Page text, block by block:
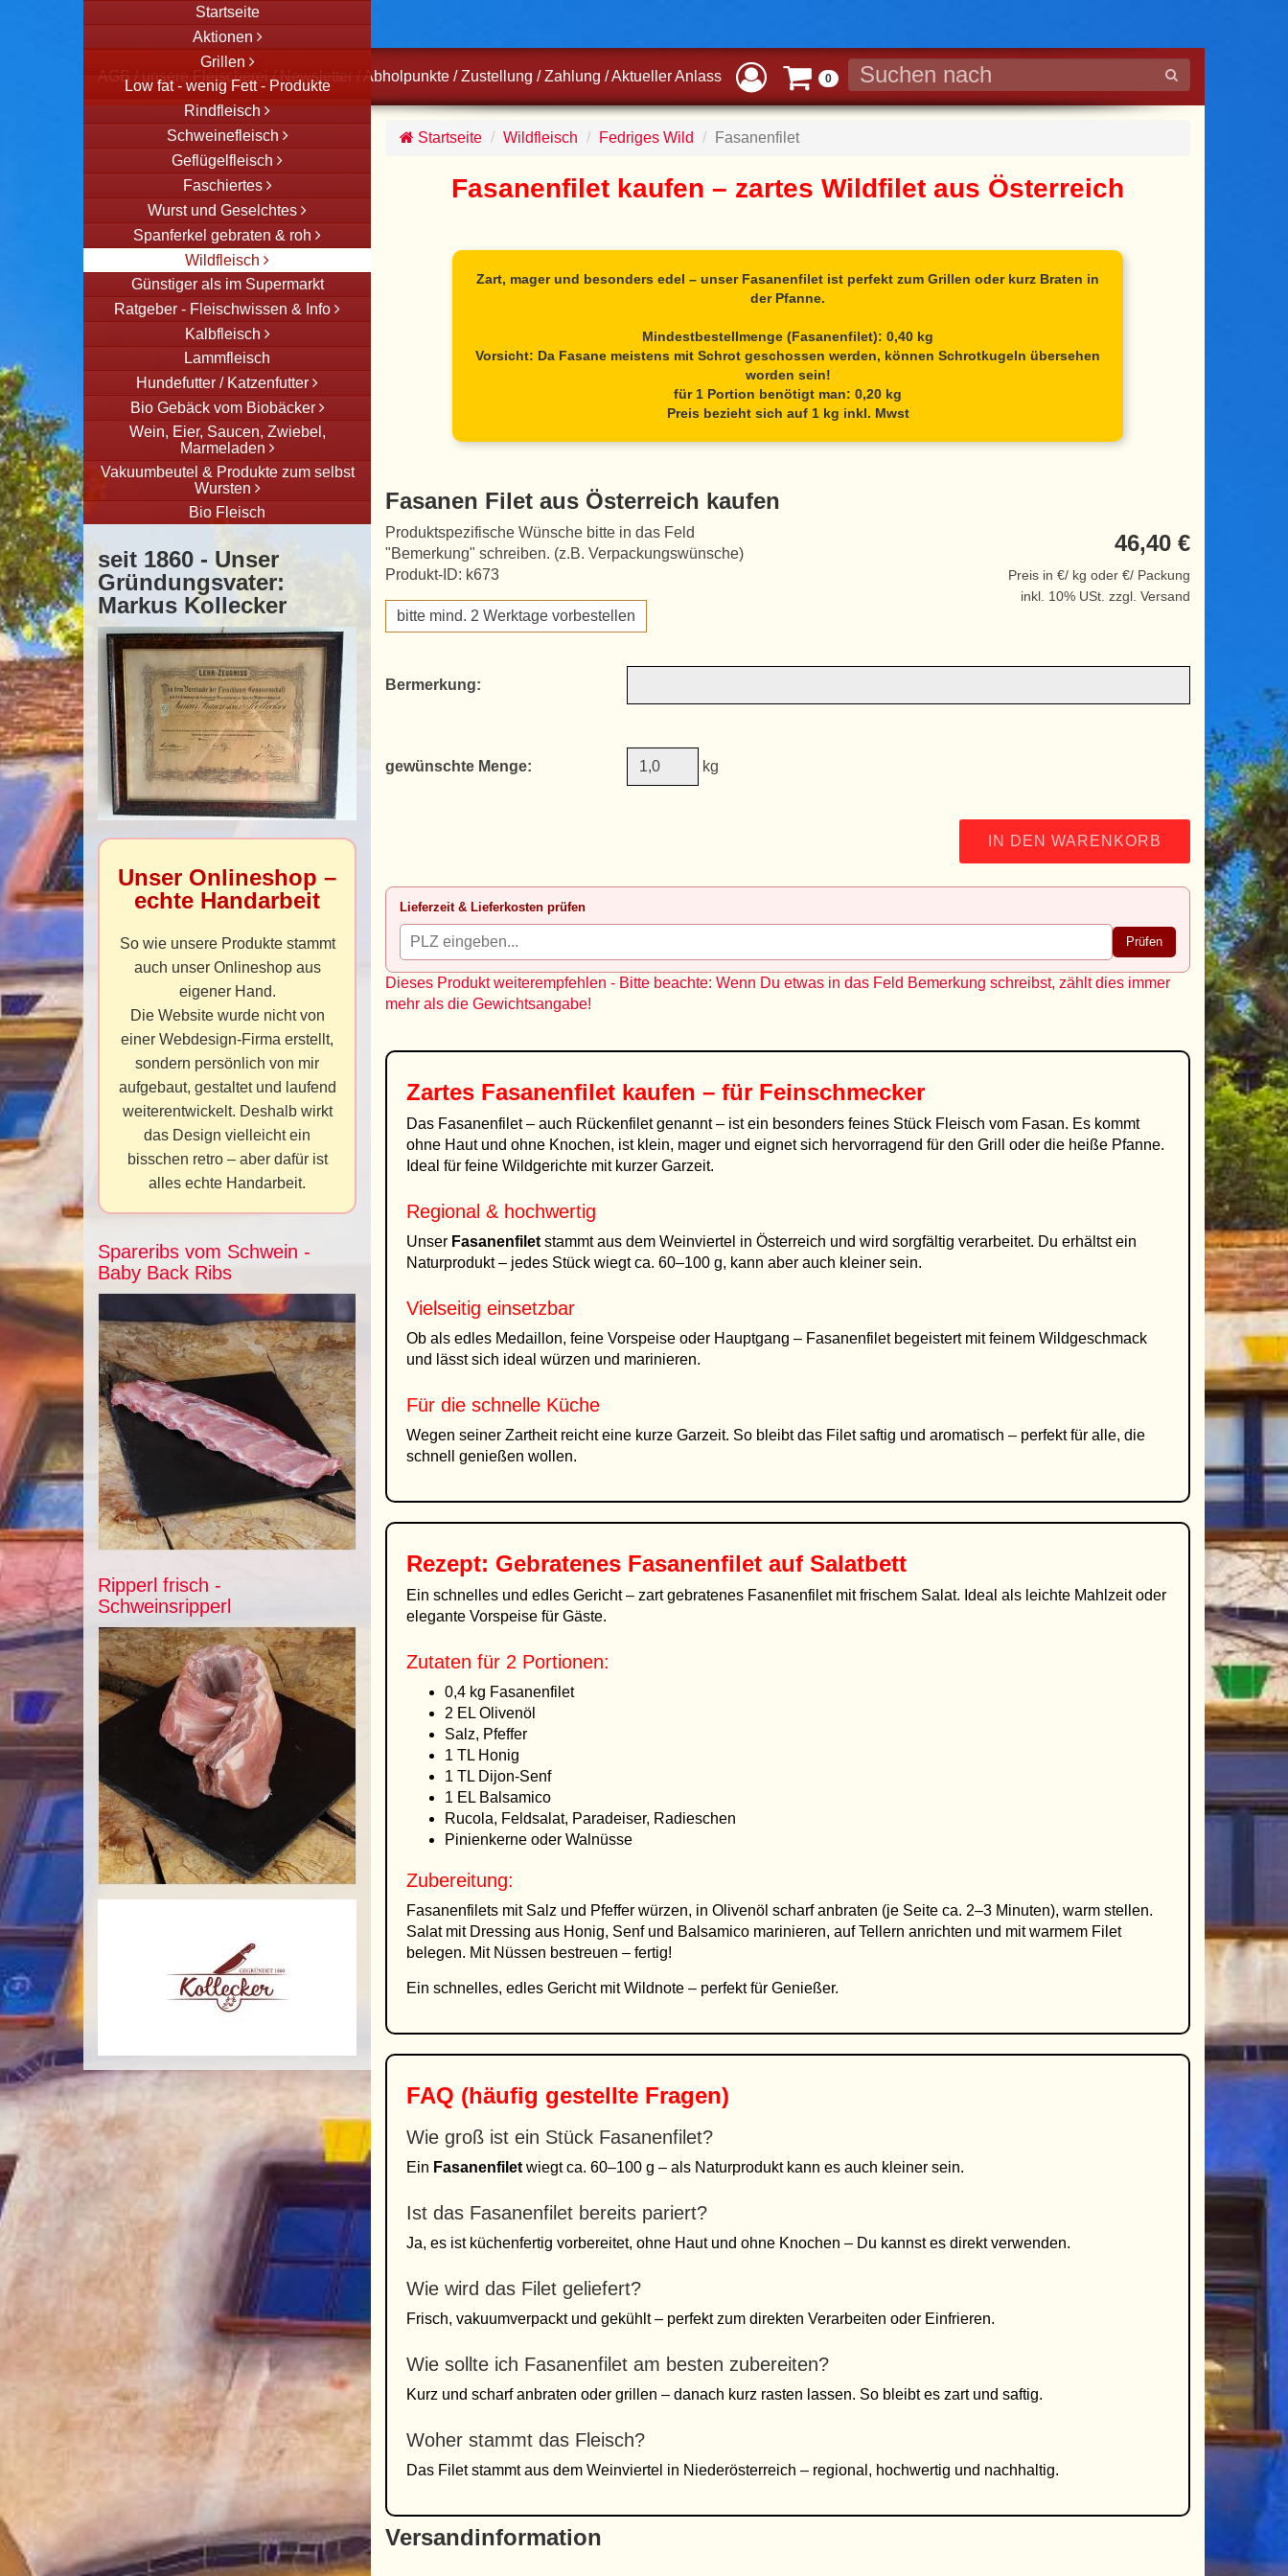
AGB / unsere Fleischerei / Newsletter /Abholpunkte / Zustellung / Zahlung /Aktueller Anlass 0
Startseite
Aktionen
Grillen
Low fat - wenig Fett - Produkte
Rindfleisch
Schweinefleisch
Geflügelfleisch
Faschiertes
Wurst und Geselchtes
Spanferkel gebraten & roh
Wildfleisch
Günstiger als im Supermarkt
Ratgeber - Fleischwissen & Info
Kalbfleisch
Lammfleisch
Hundefutter / Katzenfutter
Bio Gebäck vom Biobäcker
Wein, Eier, Saucen, Zwiebel,
Marmeladen
Vakuumbeutel & Produkte zum selbst
Wursten
Bio Fleisch
seit 1860 - Unser
Gründungsvater:
Markus Kollecker
Unser Onlineshop –
echte Handarbeit
So wie unsere Produkte stammt
auch unser Onlineshop aus
eigener Hand.
Die Website wurde nicht von
einer Webdesign-Firma erstellt,
sondern persönlich von mir
aufgebaut, gestaltet und laufend
weiterentwickelt. Deshalb wirkt
das Design vielleicht ein
bisschen retro – aber dafür ist
alles echte Handarbeit.
Spareribs vom Schwein -
Baby Back Ribs
Ripperl frisch -
Schweinsripperl
Startseite Wildfleisch Fedriges Wild Fasanenfilet
Fasanenfilet kaufen – zartes Wildfilet aus Österreich
Zart, mager und besonders edel – unser Fasanenfilet ist perfekt zum Grillen oder kurz Braten in
der Pfanne.
Mindestbestellmenge (Fasanenfilet): 0,40 kg
Vorsicht: Da Fasane meistens mit Schrot geschossen werden, können Schrotkugeln übersehen
worden sein!
für 1 Portion benötigt man: 0,20 kg
Preis bezieht sich auf 1 kg inkl. Mwst
Fasanen Filet aus Österreich kaufen
Produktspezifische Wünsche bitte in das Feld
"Bemerkung" schreiben. (z.B. Verpackungswünsche)
Produkt-ID: k673
bitte mind. 2 Werktage vorbestellen
46,40 €
Preis in €/ kg oder €/ Packung
inkl. 10% USt. zzgl. Versand
Bermerkung:
gewünschte Menge: kg
IN DEN WARENKORB
Lieferzeit & Lieferkosten prüfen
Prüfen
Dieses Produkt weiterempfehlen - Bitte beachte: Wenn Du etwas in das Feld Bemerkung schreibst, zählt dies immer
mehr als die Gewichtsangabe!
Zartes Fasanenfilet kaufen – für Feinschmecker
Das Fasanenfilet – auch Rückenfilet genannt – ist ein besonders feines Stück Fleisch vom Fasan. Es kommt
ohne Haut und ohne Knochen, ist klein, mager und eignet sich hervorragend für den Grill oder die heiße Pfanne.
Ideal für feine Wildgerichte mit kurzer Garzeit.
Regional & hochwertig
Unser Fasanenfilet stammt aus dem Weinviertel in Österreich und wird sorgfältig verarbeitet. Du erhältst ein
Naturprodukt – jedes Stück wiegt ca. 60–100 g, kann aber auch kleiner sein.
Vielseitig einsetzbar
Ob als edles Medaillon, feine Vorspeise oder Hauptgang – Fasanenfilet begeistert mit feinem Wildgeschmack
und lässt sich ideal würzen und marinieren.
Für die schnelle Küche
Wegen seiner Zartheit reicht eine kurze Garzeit. So bleibt das Filet saftig und aromatisch – perfekt für alle, die
schnell genießen wollen.
Rezept: Gebratenes Fasanenfilet auf Salatbett
Ein schnelles und edles Gericht – zart gebratenes Fasanenfilet mit frischem Salat. Ideal als leichte Mahlzeit oder
elegante Vorspeise für Gäste.
Zutaten für 2 Portionen:
0,4 kg Fasanenfilet
2 EL Olivenöl
Salz, Pfeffer
1 TL Honig
1 TL Dijon-Senf
1 EL Balsamico
Rucola, Feldsalat, Paradeiser, Radieschen
Pinienkerne oder Walnüsse
Zubereitung:
Fasanenfilets mit Salz und Pfeffer würzen, in Olivenöl scharf anbraten (je Seite ca. 2–3 Minuten), warm stellen.
Salat mit Dressing aus Honig, Senf und Balsamico marinieren, auf Tellern anrichten und mit warmem Filet
belegen. Mit Nüssen bestreuen – fertig!
Ein schnelles, edles Gericht mit Wildnote – perfekt für Genießer.
FAQ (häufig gestellte Fragen)
Wie groß ist ein Stück Fasanenfilet?
Ein Fasanenfilet wiegt ca. 60–100 g – als Naturprodukt kann es auch kleiner sein.
Ist das Fasanenfilet bereits pariert?
Ja, es ist küchenfertig vorbereitet, ohne Haut und ohne Knochen – Du kannst es direkt verwenden.
Wie wird das Filet geliefert?
Frisch, vakuumverpackt und gekühlt – perfekt zum direkten Verarbeiten oder Einfrieren.
Wie sollte ich Fasanenfilet am besten zubereiten?
Kurz und scharf anbraten oder grillen – danach kurz rasten lassen. So bleibt es zart und saftig.
Woher stammt das Fleisch?
Das Filet stammt aus dem Weinviertel in Niederösterreich – regional, hochwertig und nachhaltig.
Versandinformation